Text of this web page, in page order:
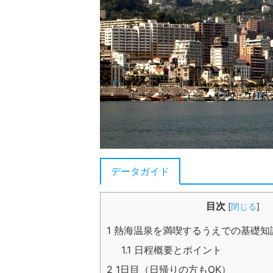
データガイド
目次 [閉じる]
1 熱海温泉を満喫するうえでの基礎知
1.1 日程概要とポイント
2 1日目（日帰りの方もOK）